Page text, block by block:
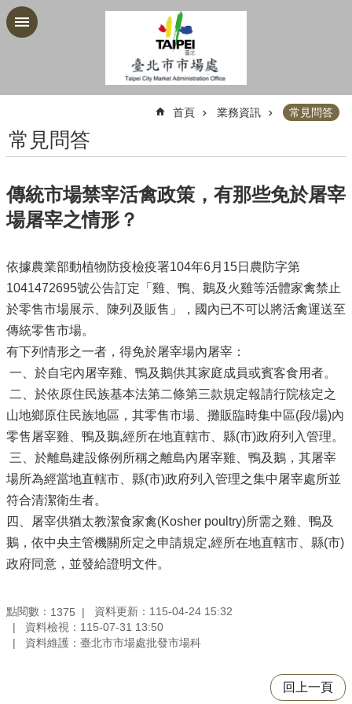
跳到主要內容區塊
首頁 業務資訊 常見問答
常見問答
傳統市場禁宰活禽政策，有那些免於屠宰
場屠宰之情形？
依據農業部動植物防疫檢疫署104年6月15日農防字第
1041472695號公告訂定「雞、鴨、鵝及火雞等活體家禽禁止
於零售市場展示、陳列及販售」，國內已不可以將活禽運送至
傳統零售市場。
有下列情形之一者，得免於屠宰場內屠宰：
一、於自宅內屠宰雞、鴨及鵝供其家庭成員或賓客食用者。
二、於依原住民族基本法第二條第三款規定報請行院核定之
山地鄉原住民族地區，其零售市場、攤販臨時集中區(段/場)內
零售屠宰雞、鴨及鵝,經所在地直轄市、縣(市)政府列入管理。
三、於離島建設條例所稱之離島內屠宰雞、鴨及鵝，其屠宰
場所為經當地直轄市、縣(市)政府列入管理之集中屠宰處所並
符合清潔衛生者。
四、屠宰供猶太教潔食家禽(Kosher poultry)所需之雞、鴨及
鵝，依中央主管機關所定之申請規定,經所在地直轄市、縣(市)
政府同意，並發給證明文件。
點閱數： 1375
資料更新：115-04-24 15:32
資料檢視：115-07-31 13:50
資料維護：臺北市市場處批發市場科
回上一頁